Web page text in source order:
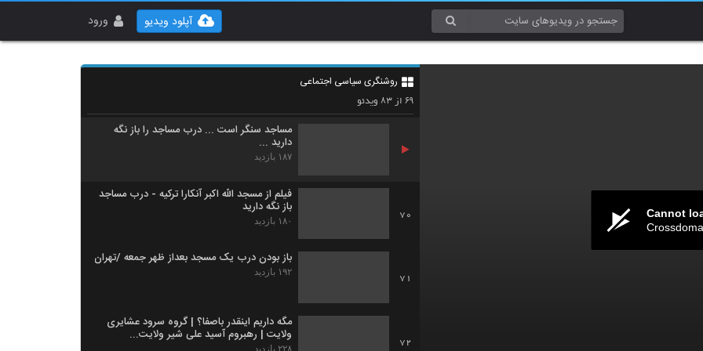
ورود آپلود ویدیو
Cannot
روشنگری سیاسی اجتماعی
۶۹از ۸۳ ویدئو
68
چرا درب مساجد بسته است ؟ [فیلم مسجدی در
مساجد سنگر است ... درب مساجد را باز نگه
دارید ...
۱۸۷ بازدید
70
فیلم از مسجد الله اکبر آنکارا ترکیه - درب مساجد
باز نگه دارید
۱۸۰ بازدید
71
باز بودن درب یک مسجد بعداز ظهر جمعه /تهران
۱۹۲ بازدید
72
مگه داریم اینقدر باصفا؟ | گروه سرود عشایری
ولایت | رهبروم آسید علی شیر ولایت...
۲۲۸ بازدید